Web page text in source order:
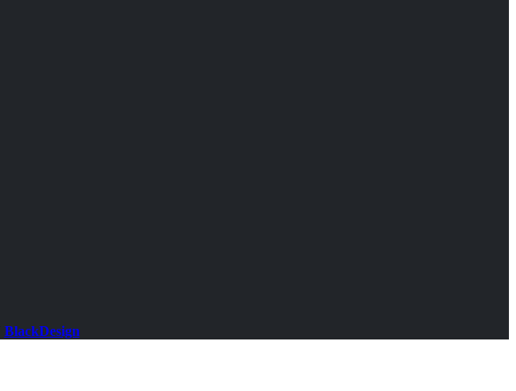
BlackDesign